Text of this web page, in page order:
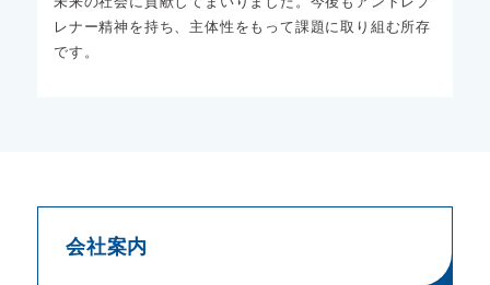
レナー精神を持ち、主体性をもって課題に取り組む所存
です。
会社案内